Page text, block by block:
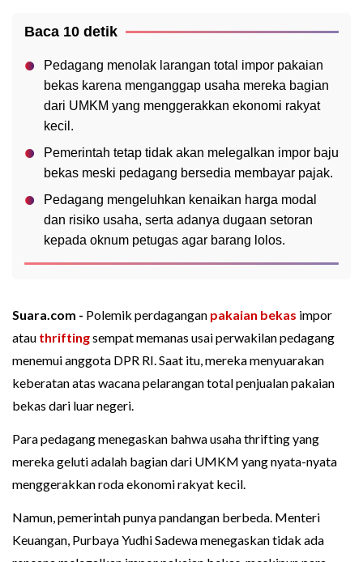
Baca 10 detik
Pedagang menolak larangan total impor pakaian
bekas karena menganggap usaha mereka bagian
dari UMKM yang menggerakkan ekonomi rakyat
kecil.
Pemerintah tetap tidak akan melegalkan impor baju
bekas meski pedagang bersedia membayar pajak.
Pedagang mengeluhkan kenaikan harga modal
dan risiko usaha, serta adanya dugaan setoran
kepada oknum petugas agar barang lolos.
Suara.com - Polemik perdagangan pakaian bekas impor
atau thriftingsempat memanas usai perwakilan pedagang
menemui anggota DPR RI. Saat itu, mereka menyuarakan
keberatan atas wacana pelarangan total penjualan pakaian
bekas dari luar negeri.
Para pedagang menegaskan bahwa usaha thrifting yang
mereka geluti adalah bagian dari UMKM yang nyata-nyata
menggerakkan roda ekonomi rakyat kecil.
Namun, pemerintah punya pandangan berbeda. Menteri
Keuangan, Purbaya Yudhi Sadewa menegaskan tidak ada